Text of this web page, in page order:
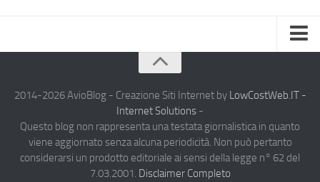
Chi Siamo
Compagnie Aeree
2014-2026 AvioBlog - Creazione Siti Internet by LowCostWeb.IT -
Internet Solutions -
Questo blog non rappresenta una testata giornalistica in quanto
viene aggiornato senza alcuna periodicità. Non può pertanto
considerarsi un prodotto editoriale ai sensi della legge n° 62 del
7.03.2001. Disclaimer Completo